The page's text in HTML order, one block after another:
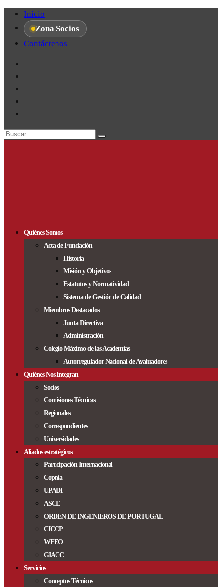
Inicio
Zona Socios
Contáctenos
Quiénes Somos
Acta de Fundación
Historia
Misión y Objetivos
Estatutos y Normatividad
Sistema de Gestión de Calidad
Miembros Destacados
Junta Directiva
Administración
Colegio Máximo de las Academias
Autorregulador Nacional de Avaluadores
Quiénes Nos Integran
Socios
Comisiones Técnicas
Regionales
Correspondientes
Universidades
Aliados estratégicos
Participación Internacional
Copnia
UPADI
ASCE
ORDEN DE INGENIEROS DE PORTUGAL
CICCP
WFEO
GIACC
Servicios
Conceptos Técnicos